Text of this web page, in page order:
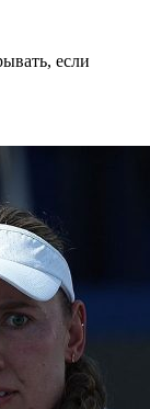
если